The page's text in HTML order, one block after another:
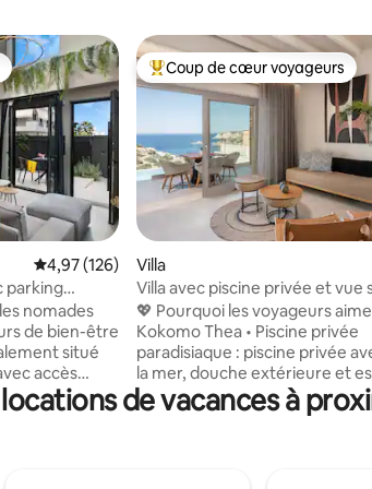
: 4,94 sur 5
Évaluation moyenne sur la base de 126
4,97 (126)
parking
nomades
de bien-être
accès
pour des
des journées
Coups de cœur voyageurs les
Coup de cœur voyageurs
Villa
Villa avec piscine privée et vue
à 400 m de la plage
💖 Pourquoi les voyageurs
Kokomo Thea • Piscine privée
paradisiaque : piscine privée
la mer, douche extérieure et
détente ensoleillé. •
privilégié sur la côte : à
de vacances à